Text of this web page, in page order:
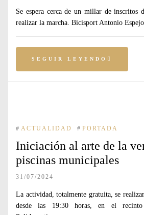
Se espera cerca de un millar de inscritos
realizar la marcha. Bicisport Antonio
SEGUIR LEYENDO
# ACTUALIDAD # PORTADA
Iniciación al arte de la
piscinas municipales
31/07/2024
La actividad, totalmente gratuita, se
desde las 19:30 horas, en el